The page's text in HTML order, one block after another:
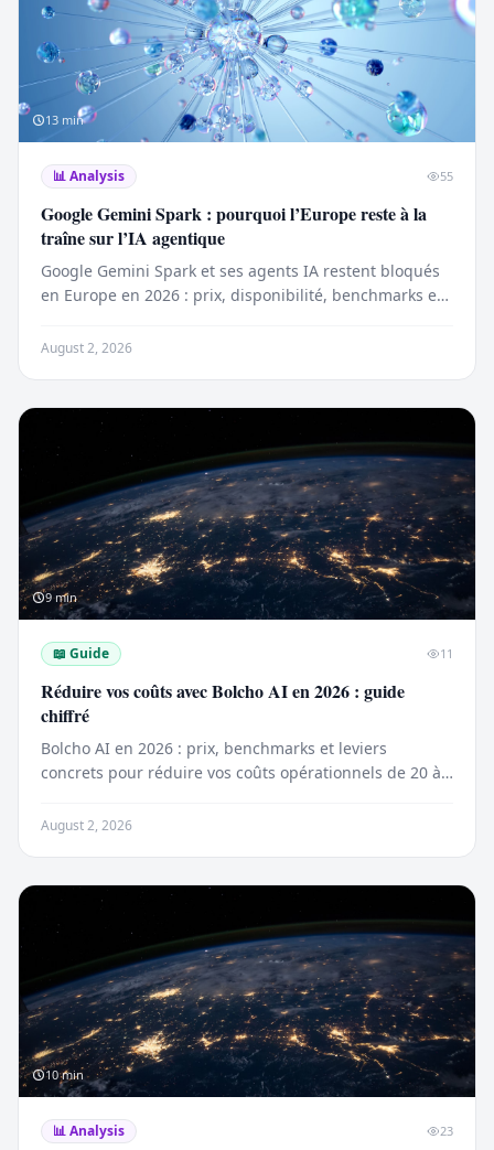
13 min
📊Analysis 55
Google Gemini Spark : pourquoi l’Europe reste à la
traîne sur l’IA agentique
Google Gemini Spark et ses agents IA restent bloqués
en Europe en 2026 : prix, disponibilité, benchmarks et
August 2, 2026
9 min
📖 Guide 11
Réduire vos coûts avec Bolcho AI en 2026 : guide
chiffré
Bolcho AI en 2026 : prix, benchmarks et leviers
concrets pour réduire vos coûts opérationnels de 20 à
August 2, 2026
10 min
📊Analysis 23